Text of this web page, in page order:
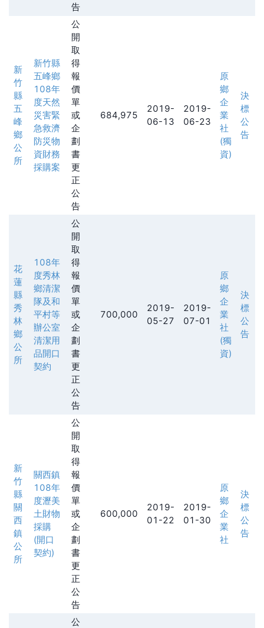
告
新
竹
縣
五
峰
鄉
公
所
新竹縣
五峰鄉
108年
度天然
災害緊
急救濟
防災物
資財務
採購案
公
開
取
得
報
價
單
或
企
劃
書
更
正
公
告
684,975
2019-
06-13
2019-
06-23
原
鄉
企
業
社
(獨
資)
決
標
公
告
花
蓮
縣
秀
林
鄉
公
所
108年
度秀林
鄉清潔
隊及和
平村等
辦公室
清潔用
品開口
契約
公
開
取
得
報
價
單
或
企
劃
書
更
正
公
告
700,000
2019-
05-27
2019-
07-01
原
鄉
企
業
社
(獨
資)
決
標
公
告
新
竹
縣
關
西
鎮
公
所
關西鎮
108年
度瀝美
土財物
採購
(開口
契約)
公
開
取
得
報
價
單
或
企
劃
書
更
正
公
告
600,000
2019-
01-22
2019-
01-30
原
鄉
企
業
社
決
標
公
告
公